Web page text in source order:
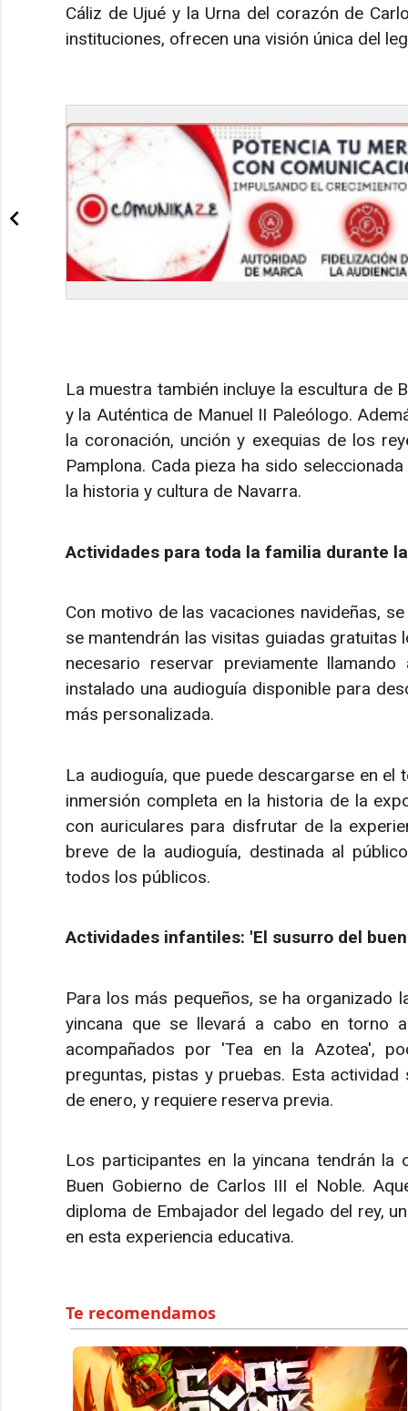
Cáliz de Ujué y la Urna del corazón de
instituciones, ofrecen una visión única del
La muestra también incluye la escultura de
y la Auténtica de Manuel II Paleólogo.
la coronación, unción y exequias de los
Pamplona. Cada pieza ha sido
la historia y cultura de Navarra.
Actividades para toda la familia durante
Con motivo de las vacaciones navideñas,
se mantendrán las visitas guiadas
necesario reservar previamente
instalado una audioguía disponible para
más personalizada.
La audioguía, que puede descargarse en
inmersión completa en la historia de la
con auriculares para disfrutar de la
breve de la audioguía, destinada al
todos los públicos.
Actividades infantiles: 'El susurro del
Para los más pequeños, se ha organizado
yincana que se llevará a cabo en torno
acompañados por 'Tea en la Azotea',
preguntas, pistas y pruebas. Esta
de enero, y requiere reserva previa.
Los participantes en la yincana tendrán
Buen Gobierno de Carlos III el Noble.
diploma de Embajador del legado del rey,
en esta experiencia educativa.